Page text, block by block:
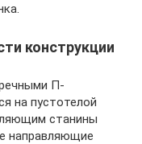
конструкции
П-
на пустотелой
станины
направляющие